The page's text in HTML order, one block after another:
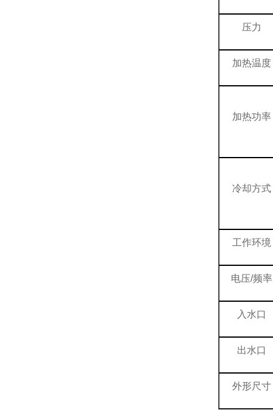
压力
加热温度
加热功率
冷却方式
工作环境
电压/频率
入水口
出水口
外形尺寸